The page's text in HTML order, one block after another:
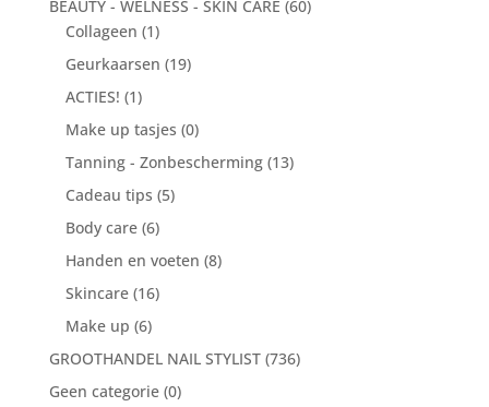
BEAUTY - WELNESS - SKIN CARE (60)
Collageen (1)
Geurkaarsen (19)
ACTIES! (1)
Make up tasjes (0)
Tanning - Zonbescherming (13)
Cadeau tips (5)
Body care (6)
Handen en voeten (8)
Skincare (16)
Make up (6)
GROOTHANDEL NAIL STYLIST (736)
Geen categorie (0)